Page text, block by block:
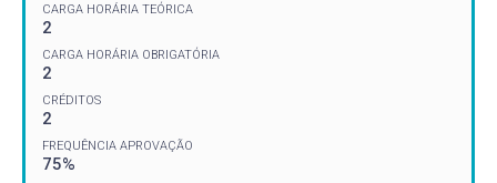
CARGA HORÁRIA TEÓRICA
2
CARGA HORÁRIA OBRIGATÓRIA
2
CRÉDITOS
2
FREQUÊNCIA APROVAÇÃO
75%